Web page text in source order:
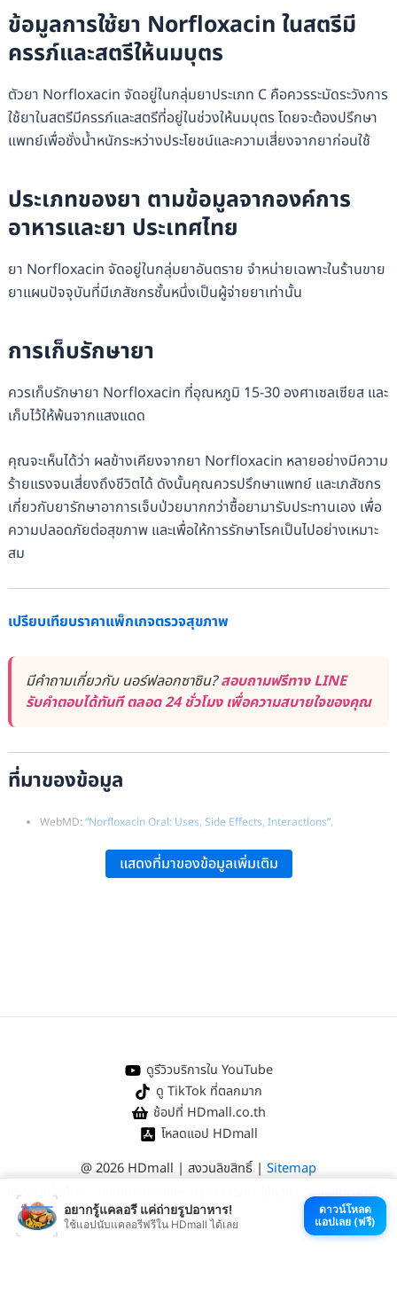
ข้อมูลการใช้ยา Norfloxacin ในสตรีมี
ครรภ์และสตรีให้นมบุตร
ตัวยา Norfloxacin จัดอยู่ในกลุ่มยาประเภท C คือควรระมัดระวังการ
ใช้ยาในสตรีมีครรภ์และสตรีที่อยู่ในช่วงให้นมบุตร โดยจะต้องปรึกษา
แพทย์เพื่อชั่งน้ำหนักระหว่างประโยชน์และความเสี่ยงจากยาก่อนใช้
ประเภทของยา ตามข้อมูลจากองค์การ
อาหารและยา ประเทศไทย
ยา Norfloxacin จัดอยู่ในกลุ่มยาอันตราย จำหน่ายเฉพาะในร้านขาย
ยาแผนปัจจุบันที่มีเภสัชกรชั้นหนึ่งเป็นผู้จ่ายยาเท่านั้น
การเก็บรักษายา
ควรเก็บรักษายา Norfloxacin ที่อุณหภูมิ 15-30 องศาเซลเซียส และ
เก็บไว้ให้พ้นจากแสงแดด
คุณจะเห็นได้ว่า ผลข้างเคียงจากยา Norfloxacin หลายอย่างมีความ
ร้ายแรงจนเสี่ยงถึงชีวิตได้ ดังนั้นคุณควรปรึกษาแพทย์ และเภสัชกร
เกี่ยวกับยารักษาอาการเจ็บป่วยมากกว่าซื้อยามารับประทานเอง เพื่อ
ความปลอดภัยต่อสุขภาพ และเพื่อให้การรักษาโรคเป็นไปอย่างเหมาะ
สม
เปรียบเทียบราคาแพ็กเกจตรวจสุขภาพ
มีคำถามเกี่ยวกับ นอร์ฟลอกซาซิน?สอบถามฟรีทาง LINE
รับคำตอบได้ทันที ตลอด 24 ชั่วโมง เพื่อความสบายใจของคุณ
ที่มาของข้อมูล
WebMD: “Norfloxacin Oral: Uses, Side Effects, Interactions”.
แสดงที่มาของข้อมูลเพิ่มเติม
ดูรีวิวบริการใน YouTube
ดู TikTok ที่ตลกมาก
ช้อปที่ HDmall.co.th
โหลดแอป HDmall
@ 2026 HDmall | สงวนลิขสิทธิ์ | Sitemap
หาคลินิกใกล้บ้าน ตรวจสุขภาพทั่วไป
อยากรู้แคลอรี แค่ถ่ายรูปอาหาร!
ใช้แอปนับแคลอรีฟรีใน HDmall ได้เลย
ดาวน์โหลด
แอปเลย (ฟรี)